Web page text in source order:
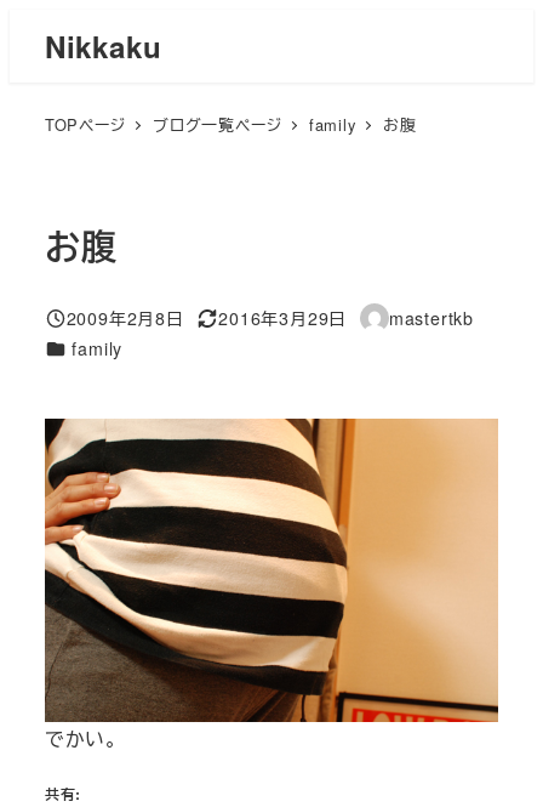
Nikkaku
TOPページ ブログ一覧ページ family お腹
お腹
投稿日
2009年2月8日
更新日
2016年3月29日
著
mastertkb
カテゴリー
family
でかい。
共有: